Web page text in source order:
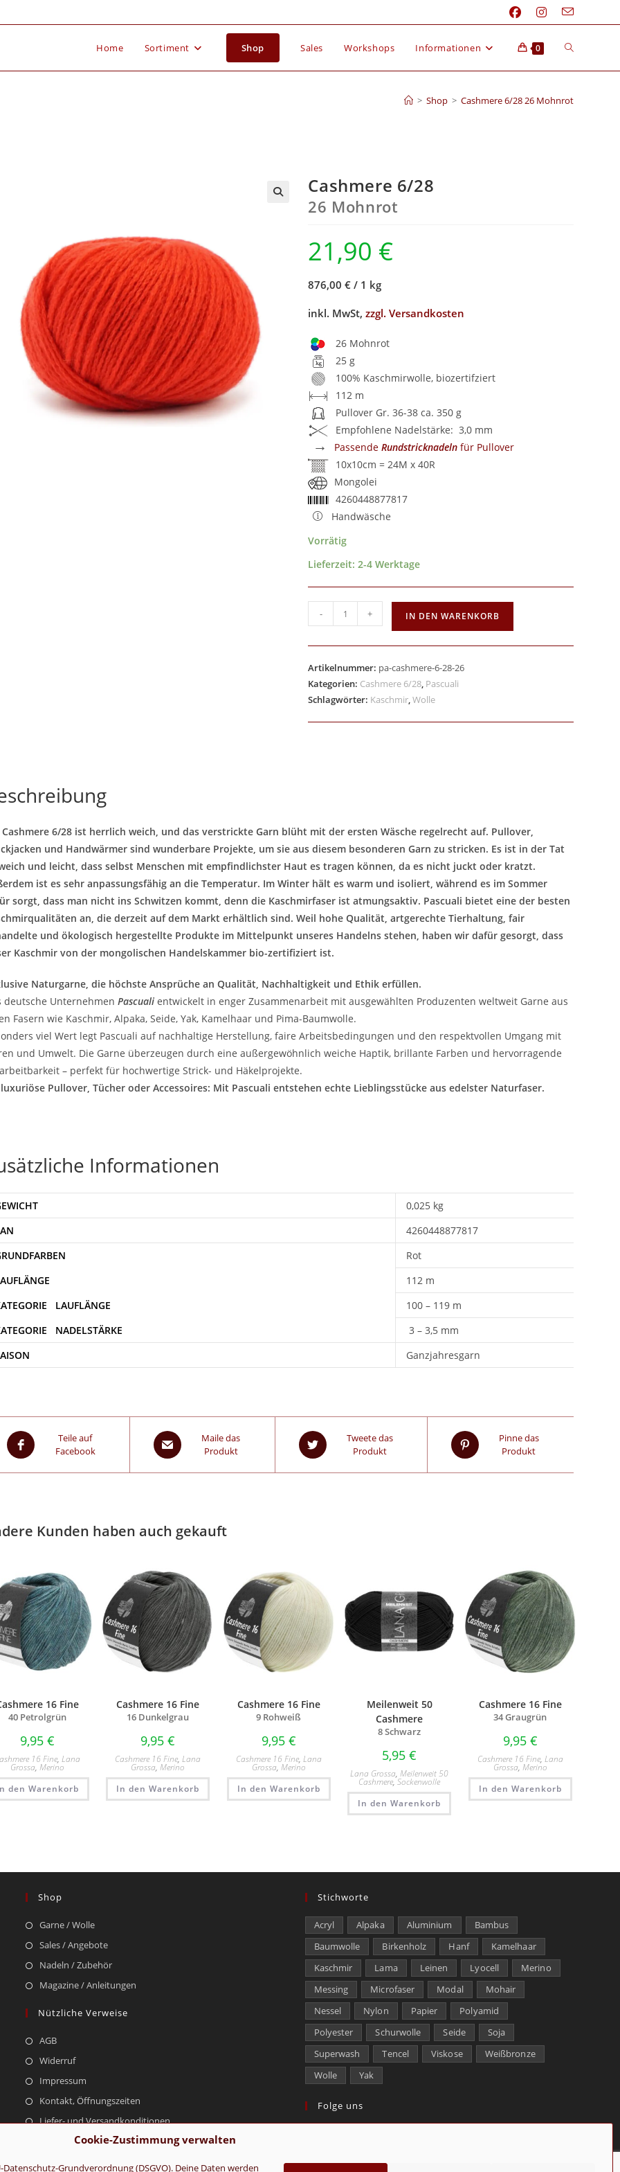
Cookie-Zustimmung verwalten
Grundverordnung (DSGVO). Deine Daten werden
Home Sortiment Shop Sales Workshops Informationen 0
> Shop > Cashmere 6/28 26 Mohnrot
Cashmere 6/28
26 Mohnrot
21,90 €
876,00 € / 1 kg
inkl. MwSt,zzgl. Versandkosten
26 Mohnrot
25 g
100% Kaschmirwolle, biozertifziert
112 m
Pullover Gr. 36-38 ca. 350 g
Empfohlene Nadelstärke: 3,0 mm
→ PassendeRundstricknadeln für Pullover
10x10cm = 24M x 40R
Mongolei
4260448877817
Handwäsche
Vorrätig
Lieferzeit:2-4 Werktage
- + IN DEN WARENKORB
Artikelnummer: pa-cashmere-6-28-26
Kategorien: Cashmere 6/28, Pascuali
Schlagwörter: Kaschmir,Wolle
Cashmere 6/28 ist herrlich weich, und das verstrickte Garn blüht mit der ersten Wäsche regelrecht auf. Pullover,
und Handwärmer sind wunderbare Projekte, um sie aus diesem besonderen Garn zu stricken. Es ist in der Tat
und leicht, dass selbst Menschen mit empfindlichster Haut es tragen können, da es nicht juckt oder kratzt.
ist es sehr anpassungsfähig an die Temperatur. Im Winter hält es warm und isoliert, während es im Sommer
sorgt, dass man nicht ins Schwitzen kommt, denn die Kaschmirfaser ist atmungsaktiv. Pascuali bietet eine der besten
an, die derzeit auf dem Markt erhältlich sind. Weil hohe Qualität, artgerechte Tierhaltung, fair
und ökologisch hergestellte Produkte im Mittelpunkt unseres Handelns stehen, haben wir dafür gesorgt, dass
Kaschmir von der mongolischen Handelskammer bio-zertifiziert ist.
Naturgarne, die höchste Ansprüche an Qualität, Nachhaltigkeit und Ethik erfüllen.
deutsche Unternehmen Pascualientwickelt in enger Zusammenarbeit mit ausgewählten Produzenten weltweit Garne aus
Fasern wie Kaschmir, Alpaka, Seide, Yak, Kamelhaar und Pima-Baumwolle.
viel Wert legt Pascuali auf nachhaltige Herstellung, faire Arbeitsbedingungen und den respektvollen Umgang mit
und Umwelt. Die Garne überzeugen durch eine außergewöhnlich weiche Haptik, brillante Farben und hervorragende
– perfekt für hochwertige Strick- und Häkelprojekte.
Pullover, Tücher oder Accessoires: Mit Pascuali entstehen echte Lieblingsstücke aus edelster Naturfaser.
Informationen
0,025 kg
4260448877817
Rot
112 m
100 – 119 m
3 – 3,5 mm
Ganzjahresgarn
Teile auf
Facebook
Maile das
Produkt
Tweete das
Produkt
Pinne das
Produkt
Kunden haben auch gekauft
16 Fine
40 Petrolgrün
9,95 €
16 Fine, Lana
Grossa, Merino
den Warenkorb
Cashmere 16 Fine
16 Dunkelgrau
9,95€
Cashmere 16 Fine,Lana
Grossa,Merino
In den Warenkorb
Cashmere 16 Fine
9 Rohweiß
9,95 €
Cashmere 16 Fine, Lana
Grossa, Merino
In den Warenkorb
Meilenweit 50
Cashmere
8 Schwarz
5,95€
Lana Grossa,Meilenweit 50
Cashmere,Sockenwolle
In den Warenkorb
Cashmere 16 Fine
34 Graugrün
9,95 €
Cashmere 16 Fine, Lana
Grossa, Merino
In den Warenkorb
Shop
Garne / Wolle
Sales / Angebote
Nadeln / Zubehör
Magazine / Anleitungen
Nützliche Verweise
AGB
Widerruf
Impressum
Kontakt, Öffnungszeiten
Liefer- und Versandkonditionen
Stichworte
Acryl Alpaka Aluminium
Bambus
Baumwolle
Birkenholz Hanf
Kamelhaar
Kaschmir
Lama Leinen Lyocell
Merino
Messing
Microfaser Modal
Mohair
Nessel
Nylon Papier
Polyamid
Polyester
Schurwolle Seide
Soja
Superwash
Tencel Viskose
Weißbronze
Wolle
Yak
Folge uns